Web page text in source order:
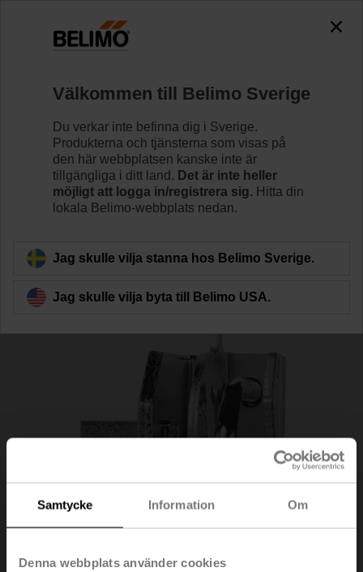
Samtycke Information Om
Denna webbplats använder cookies
accessing the absolute URL
"https://www.belimo.com/se/sv_SE/~mgnlArea=outdated~".
https://www.belimo.com/se/sv_SE/~mgnlArea=outdated~
Spjällställdon Tillbehör
ZK-BFA
Tillbaka till produktkategori
Välkommen till Belimo Sverige
Du verkar inte befinna dig i Sverige.
Produkterna och tjänsterna som visas på
den här webbplatsen kanske inte är
tillgängliga i ditt land. Det är inte heller
möjligt att logga in/registrera sig. Hitta din
lokala Belimo-webbplats nedan.
Jag skulle vilja stanna hos Belimo Sverige.
Jag skulle vilja byta till Belimo USA.